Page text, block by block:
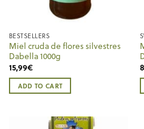
BESTSELLERS
Miel cruda de flores silvestres
Dabella 1000g
15,99€
ADD TO CART